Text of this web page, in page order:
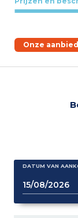
Onze
DATUM VAN